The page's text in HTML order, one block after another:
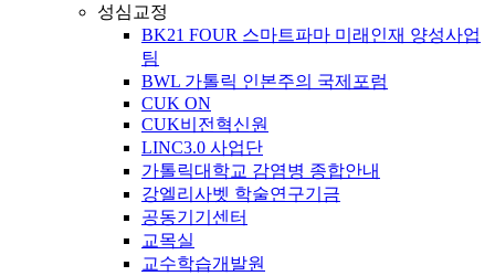
성심교정
BK21 FOUR 스마트파마 미래인재 양성사업
팀
BWL 가톨릭 인본주의 국제포럼
CUK ON
CUK비전혁신원
LINC3.0 사업단
가톨릭대학교 감염병 종합안내
강엘리사벳 학술연구기금
공동기기센터
교목실
교수학습개발원